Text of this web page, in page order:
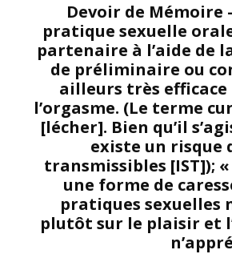
Devoir de Mémoire
pratique sexuelle
partenaire à l’aide de
de préliminaire ou
ailleurs très
l’orgasme. (Le terme
[lécher]. Bien qu’il
existe un risque
transmissibles [IST]);
une forme de
pratiques sexuelles
plutôt sur le plaisir et